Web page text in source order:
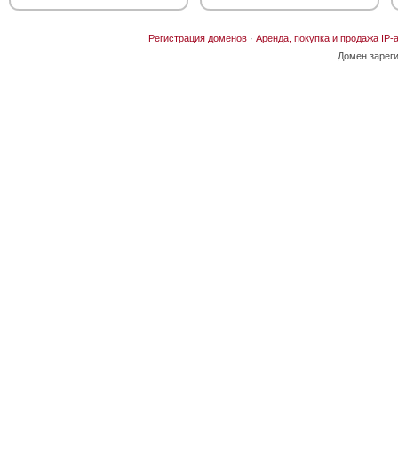
Регистрация доменов· Аренда, покупка и продажа IP-
Домен